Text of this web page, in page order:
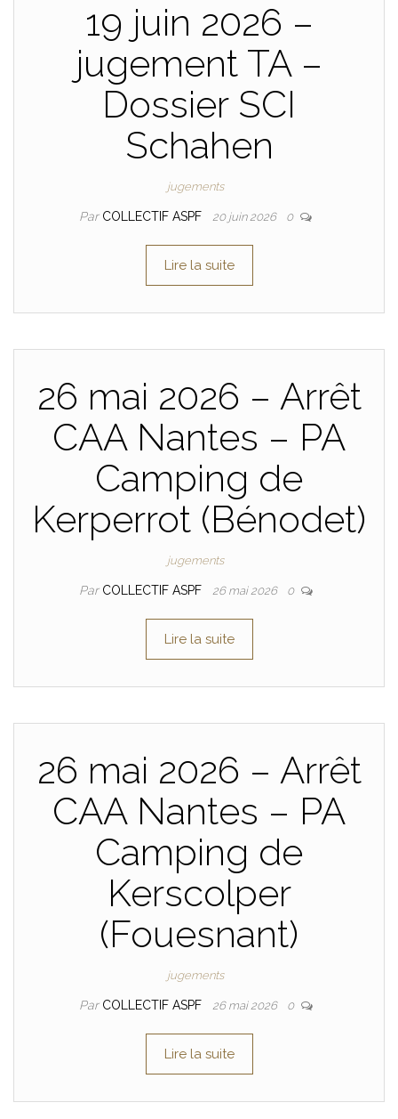
19 juin 2026 –
jugement TA –
Dossier SCI
Schahen
jugements
Par COLLECTIF ASPF 20 juin 2026 0
Lire la suite
26 mai 2026 – Arrêt
CAA Nantes – PA
Camping de
Kerperrot (Bénodet)
jugements
Par COLLECTIF ASPF 26 mai 2026 0
Lire la suite
26 mai 2026 – Arrêt
CAA Nantes – PA
Camping de
Kerscolper
(Fouesnant)
jugements
Par COLLECTIF ASPF 26 mai 2026 0
Lire la suite